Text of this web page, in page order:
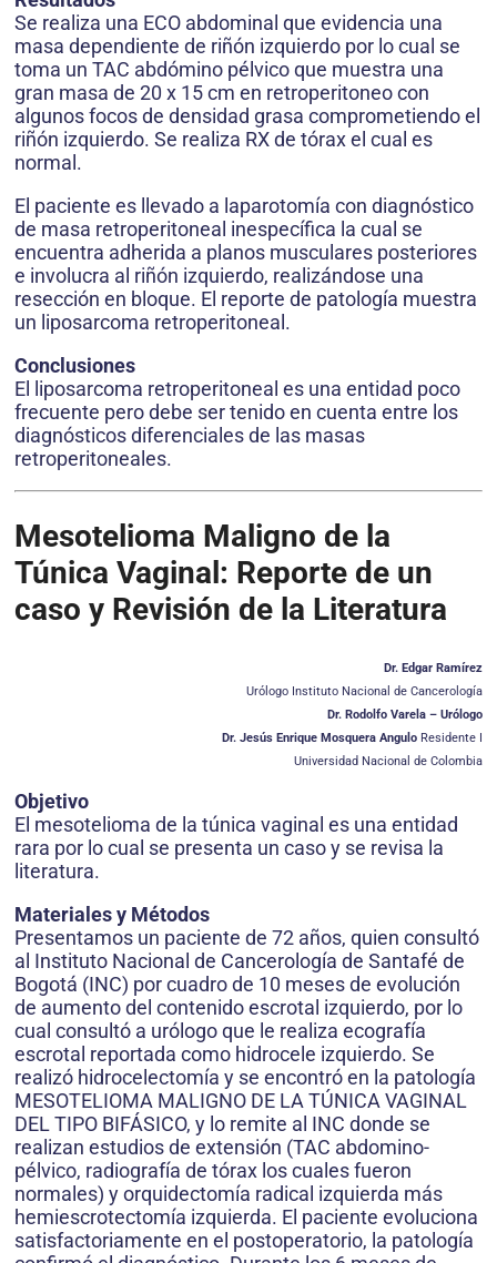
Se realiza una ECO abdominal que evidencia una
masa dependiente de riñón izquierdo por lo cual se
toma un TAC abdómino pélvico que muestra una
gran masa de 20 x 15 cm en retroperitoneo con
algunos focos de densidad grasa comprometiendo el
riñón izquierdo. Se realiza RX de tórax el cual es
normal.
El paciente es llevado a laparotomía con diagnóstico
de masa retroperitoneal inespecífica la cual se
encuentra adherida a planos musculares posteriores
e involucra al riñón izquierdo, realizándose una
resección en bloque. El reporte de patología muestra
un liposarcoma retroperitoneal.
Conclusiones
El liposarcoma retroperitoneal es una entidad poco
frecuente pero debe ser tenido en cuenta entre los
diagnósticos diferenciales de las masas
retroperitoneales.
Mesotelioma Maligno de la
Túnica Vaginal: Reporte de un
caso y Revisión de la Literatura
Dr. Edgar Ramírez
Urólogo Instituto Nacional de Cancerología
Dr. Rodolfo Varela – Urólogo
Dr. Jesús Enrique Mosquera Angulo Residente I
Universidad Nacional de Colombia
Objetivo
El mesotelioma de la túnica vaginal es una entidad
rara por lo cual se presenta un caso y se revisa la
literatura.
Materiales y Métodos
Presentamos un paciente de 72 años, quien consultó
al Instituto Nacional de Cancerología de Santafé de
Bogotá (INC) por cuadro de 10 meses de evolución
de aumento del contenido escrotal izquierdo, por lo
cual consultó a urólogo que le realiza ecografía
escrotal reportada como hidrocele izquierdo. Se
realizó hidrocelectomía y se encontró en la patología
MESOTELIOMA MALIGNO DE LA TÚNICA VAGINAL
DEL TIPO BIFÁSICO, y lo remite al INC donde se
realizan estudios de extensión (TAC abdomino-
pélvico, radiografía de tórax los cuales fueron
normales) y orquidectomía radical izquierda más
hemiescrotectomía izquierda. El paciente evoluciona
satisfactoriamente en el postoperatorio, la patología